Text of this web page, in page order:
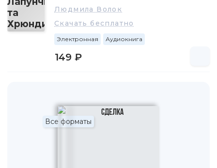
Людмила Волок
Скачать бесплатно
Электронная Аудиокнига
149 ₽
Все форматы